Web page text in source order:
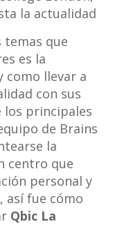
la actualidad
temas que
es la
como llevar a
con sus
los principales
de Brains
la
centro que
personal y
así fue cómo
Qbic La